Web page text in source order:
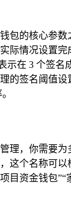
包的核心参
际情况设置
示在 3 个签名
的签名阈值
理，你需要
这个名称可以
目资金钱包”“